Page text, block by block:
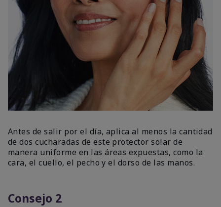
Antes de salir por el día, aplica al menos la cantidad
de dos cucharadas de este protector solar de
manera uniforme en las áreas expuestas, como la
cara, el cuello, el pecho y el dorso de las manos.
Consejo 2